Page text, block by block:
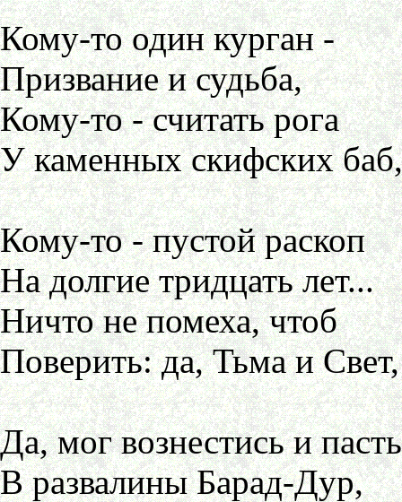
Кому-то один курган -
Призвание и судьба,
Кому-то - считать рога
У каменных скифских баб,
Кому-то - пустой раскоп
На долгие тридцать лет...
Ничто не помеха, чтоб
Поверить: да, Тьма и Свет,
Да, мог вознестись и пасть
В развалины Барад-Дур,